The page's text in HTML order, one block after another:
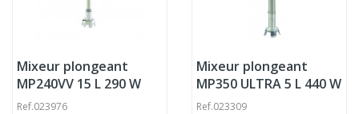
Mixeur plongeant
MP240VV 15 L 290 W
230v Robot Coupe
Ref.023976
Mixeur plongeant
MP350 ULTRA 5 L 440 W
230v Robot Coupe
Ref.023309